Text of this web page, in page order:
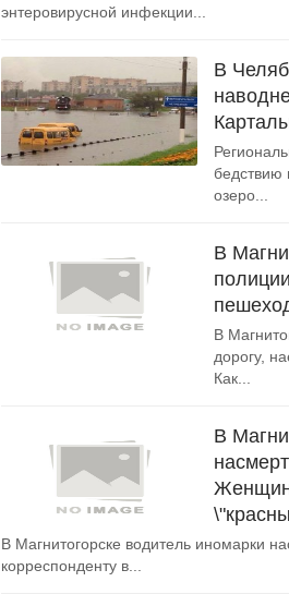
энтеровирусной инфекции...
В
бедствию
озеро...
В
В
дорогу,
Как...
В
В Магнитогорске водитель иномарки
корреспонденту в...